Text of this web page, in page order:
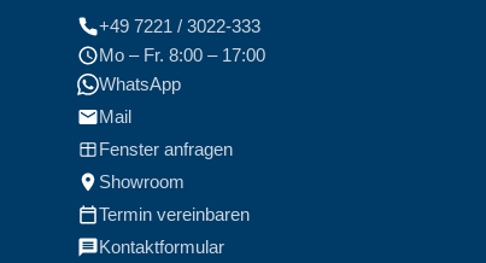
+49 7221 / 3022-333
Mo – Fr. 8:00 – 17:00
WhatsApp
Mail
Fenster anfragen
Showroom
Termin vereinbaren
Kontaktformular